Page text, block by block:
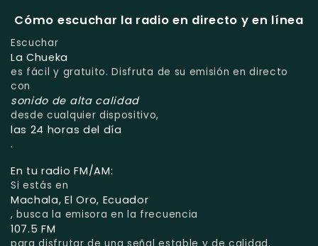
Cómo escuchar la radio en directo y en línea
Escuchar
La Chueka
es fácil y gratuito. Disfruta de su emisión en directo
con
sonido de alta calidad
desde cualquier dispositivo,
las 24 horas del día
.
En tu radio FM/AM:
Si estás en
Machala, El Oro, Ecuador
, busca la emisora en la frecuencia
107.5 FM